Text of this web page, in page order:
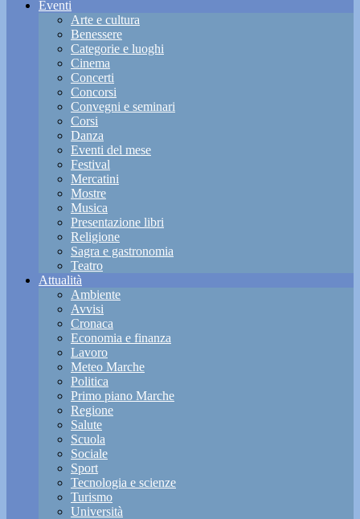
Eventi
Arte e cultura
Benessere
Categorie e luoghi
Cinema
Concerti
Concorsi
Convegni e seminari
Corsi
Danza
Eventi del mese
Festival
Mercatini
Mostre
Musica
Presentazione libri
Religione
Sagra e gastronomia
Teatro
Attualità
Ambiente
Avvisi
Cronaca
Economia e finanza
Lavoro
Meteo Marche
Politica
Primo piano Marche
Regione
Salute
Scuola
Sociale
Sport
Tecnologia e scienze
Turismo
Università